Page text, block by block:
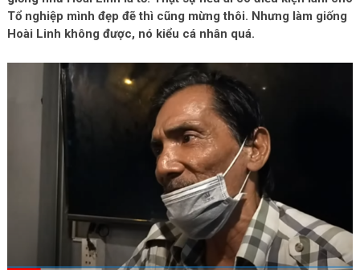
Tổ nghiệp mình đẹp đẽ thì cũng mừng thôi. Nhưng làm giống
Hoài Linh không được, nó kiểu cá nhân quá.